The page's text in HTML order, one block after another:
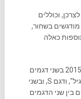
וכוללים
בשחור,
כאלה
המולטיסטרדה הגיע ארצה באמצע אפריל 2015 בשני דגמים
(קיים עוד דגם שלא יובא ארצה): הדגם ה"רגיל", ודגם S, ובשני
בין שני הדגמים